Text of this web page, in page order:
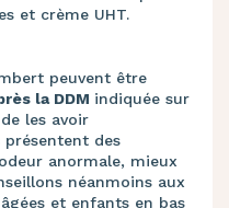
et crème UHT.
peuvent être
la DDM indiquée sur
les avoir
présentent des
anormale, mieux
néanmoins aux
et enfants en bas